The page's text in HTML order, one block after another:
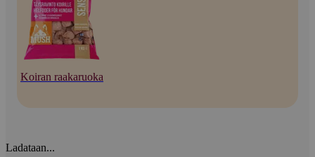
Koiran raakaruoka
Ladataan...